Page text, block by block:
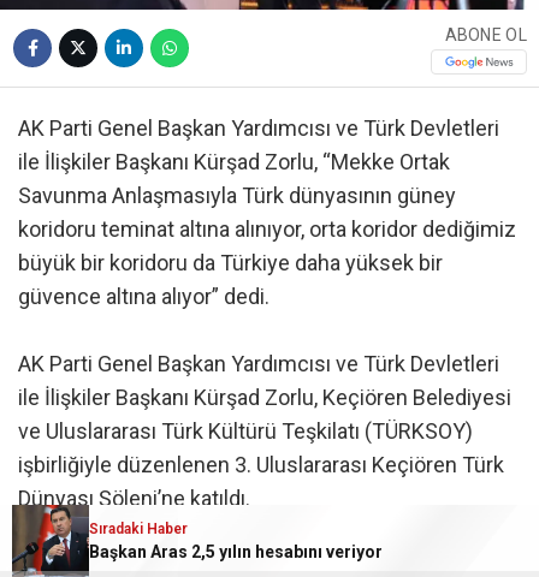
ABONE OL
AK Parti Genel Başkan Yardımcısı ve Türk Devletleri
ile İlişkiler Başkanı Kürşad Zorlu, “Mekke Ortak
Savunma Anlaşmasıyla Türk dünyasının güney
koridoru teminat altına alınıyor, orta koridor dediğimiz
büyük bir koridoru da Türkiye daha yüksek bir
güvence altına alıyor” dedi.
AK Parti Genel Başkan Yardımcısı ve Türk Devletleri
ile İlişkiler Başkanı Kürşad Zorlu, Keçiören Belediyesi
ve Uluslararası Türk Kültürü Teşkilatı (TÜRKSOY)
işbirliğiyle düzenlenen 3. Uluslararası Keçiören Türk
Dünyası Şöleni’ne katıldı.
Burada konuşan Zorlu, dünyada çok önemli
Sıradaki Haber
Başkan Aras 2,5 yılın hesabını veriyor